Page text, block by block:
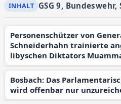
GSG 9, Bundeswehr,
Personenschützer von Generalinspekteur
Schneiderhahn trainierte
libyschen Diktators
Bosbach: Das Parlamentarische Kontrollgremium
wird offenbar nur